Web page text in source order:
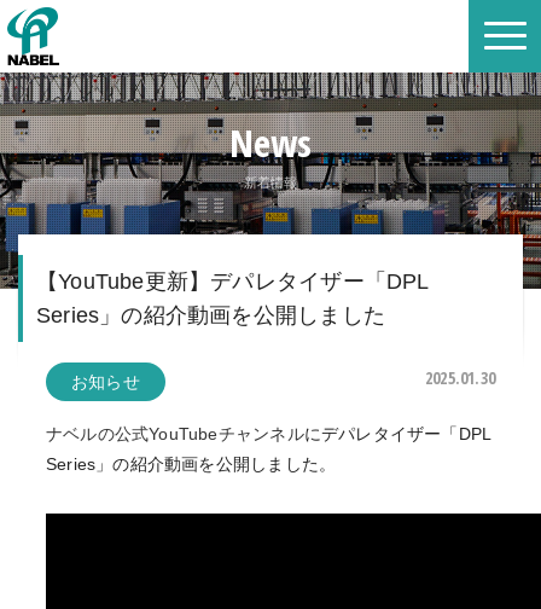
News
新着情報
【YouTube更新】デパレタイザー「DPL
Series」の紹介動画を公開しました
お知らせ 2025.01.30
ナベルの公式YouTubeチャンネルにデパレタイザー「DPL
Series」の紹介動画を公開しました。